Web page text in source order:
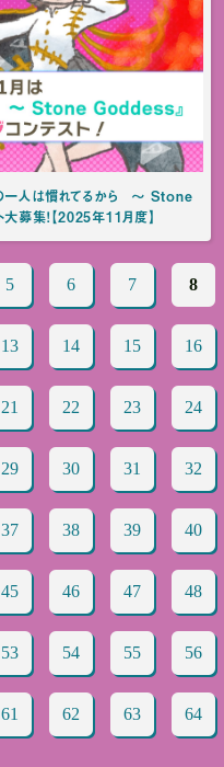
の一人は慣れてるから ～ Stone
募集！【2025年11月度】
5 6 7 8
13 14 15 16
21 22 23 24
29 30 31 32
37 38 39 40
45 46 47 48
53 54 55 56
61 62 63 64